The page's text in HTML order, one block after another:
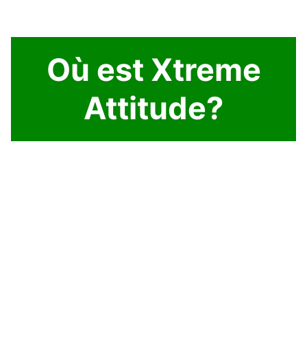
Où est Xtreme
Attitude?